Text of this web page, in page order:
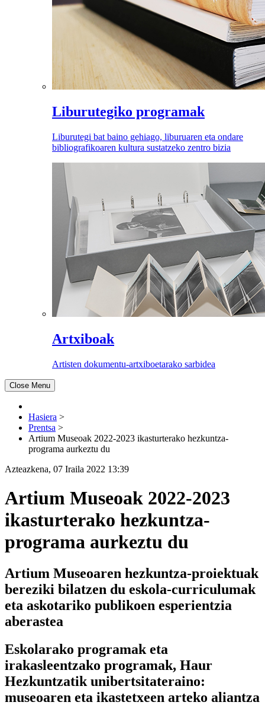
Liburutegiko programak
Liburutegi bat baino gehiago, liburuaren eta ondare
bibliografikoaren kultura sustatzeko zentro bizia
Artxiboak
Artisten dokumentu-artxiboetarako sarbidea
Close Menu
Hasiera >
Prentsa >
Artium Museoak 2022-2023 ikasturterako hezkuntza-
programa aurkeztu du
Azteazkena, 07 Iraila 2022 13:39
Artium Museoak 2022-2023
ikasturterako hezkuntza-
programa aurkeztu du
Artium Museoaren hezkuntza-proiektuak
bereziki bilatzen du eskola-curriculumak
eta askotariko publikoen esperientzia
aberastea
Eskolarako programak eta
irakasleentzako programak, Haur
Hezkuntzatik unibertsitateraino:
museoaren eta ikastetxeen arteko aliantza